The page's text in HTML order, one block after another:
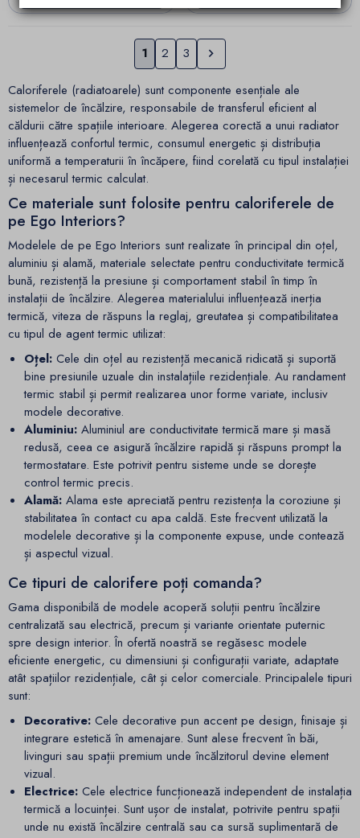
1 2 3 Urmatorul

Caloriferele (radiatoarele) sunt componente esențiale ale
sistemelor de încălzire, responsabile de transferul eficient al
căldurii către spațiile interioare. Alegerea corectă a unui radiator
influențează confortul termic, consumul energetic și distribuția
uniformă a temperaturii în încăpere, fiind corelată cu tipul instalației
și necesarul termic calculat.
Ce materiale sunt folosite pentru caloriferele de
pe Ego Interiors?
Modelele de pe Ego Interiors sunt realizate în principal din oțel,
aluminiu și alamă, materiale selectate pentru conductivitate termică
bună, rezistență la presiune și comportament stabil în timp în
instalații de încălzire. Alegerea materialului influențează inerția
termică, viteza de răspuns la reglaj, greutatea și compatibilitatea
cu tipul de agent termic utilizat:
Oțel: Cele din oțel au rezistență mecanică ridicată și suportă
bine presiunile uzuale din instalațiile rezidențiale. Au randament
termic stabil și permit realizarea unor forme variate, inclusiv
modele decorative.
Aluminiu: Aluminiul are conductivitate termică mare și masă
redusă, ceea ce asigură încălzire rapidă și răspuns prompt la
termostatare. Este potrivit pentru sisteme unde se dorește
control termic precis.
Alamă: Alama este apreciată pentru rezistența la coroziune și
stabilitatea în contact cu apa caldă. Este frecvent utilizată la
modelele decorative și la componente expuse, unde contează
și aspectul vizual.
Ce tipuri de calorifere poți comanda?
Gama disponibilă de modele acoperă soluții pentru încălzire
centralizată sau electrică, precum și variante orientate puternic
spre design interior. În ofertă noastră se regăsesc modele
eficiente energetic, cu dimensiuni și configurații variate, adaptate
atât spațiilor rezidențiale, cât și celor comerciale. Principalele tipuri
sunt:
Decorative: Cele decorative pun accent pe design, finisaje și
integrare estetică în amenajare. Sunt alese frecvent în băi,
livinguri sau spații premium unde încălzitorul devine element
vizual.
Electrice: Cele electrice funcționează independent de instalația
termică a locuinței. Sunt ușor de instalat, potrivite pentru spații
unde nu există încălzire centrală sau ca sursă suplimentară de